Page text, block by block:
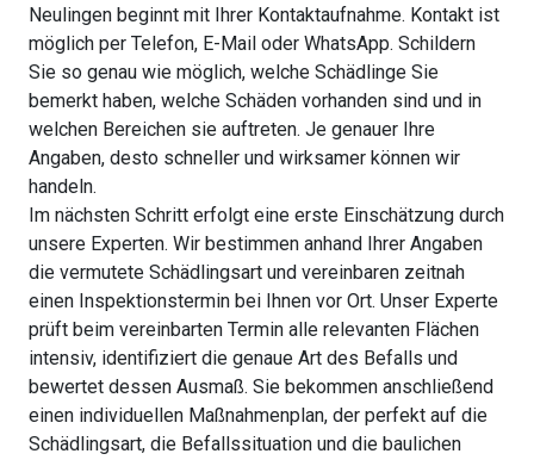
Neulingen beginnt mit Ihrer Kontaktaufnahme. Kontakt ist
möglich per Telefon, E-Mail oder WhatsApp. Schildern
Sie so genau wie möglich, welche Schädlinge Sie
bemerkt haben, welche Schäden vorhanden sind und in
welchen Bereichen sie auftreten. Je genauer Ihre
Angaben, desto schneller und wirksamer können wir
handeln.
Im nächsten Schritt erfolgt eine erste Einschätzung durch
unsere Experten. Wir bestimmen anhand Ihrer Angaben
die vermutete Schädlingsart und vereinbaren zeitnah
einen Inspektionstermin bei Ihnen vor Ort. Unser Experte
prüft beim vereinbarten Termin alle relevanten Flächen
intensiv, identifiziert die genaue Art des Befalls und
bewertet dessen Ausmaß. Sie bekommen anschließend
einen individuellen Maßnahmenplan, der perfekt auf die
Schädlingsart, die Befallssituation und die baulichen